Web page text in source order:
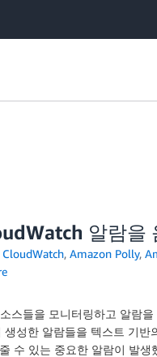
알람을
, Amazon Polly,
스들을 모니터링하고 알람
생성한 알람들을 텍스트 기
수 있는 중요한 알람이 발생